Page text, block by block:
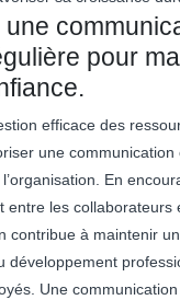
pour
efficace des
une communication
En
entre les collaborateurs
contribue à maintenir
développement
Une